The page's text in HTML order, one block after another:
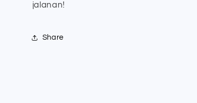
jalanan!
Share